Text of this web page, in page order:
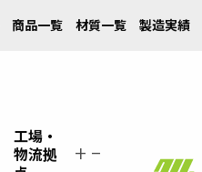
商品一覧 材質一覧 製造実績
工場・
物流拠
add_2 remove